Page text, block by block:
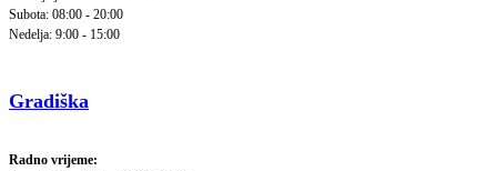
Subota: 08:00 - 20:00
Nedelja: 9:00 - 15:00
Gradiška
Radno vrijeme: